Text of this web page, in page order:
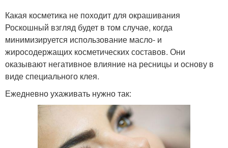
Какая косметика не походит для окрашивания
Роскошный взгляд будет в том случае, когда
минимизируется использование масло- и
жиросодержащих косметических составов. Они
оказывают негативное влияние на ресницы и основу в
виде специального клея.
Ежедневно ухаживать нужно так: